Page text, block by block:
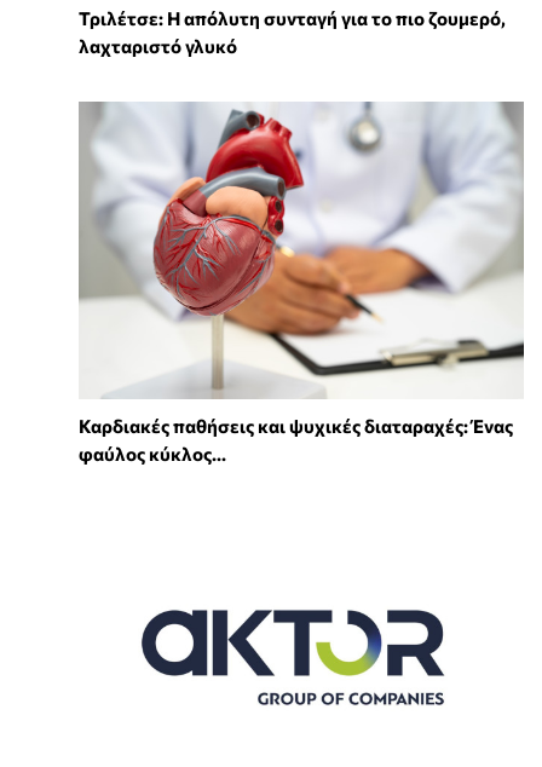
Τριλέτσε: Η απόλυτη συνταγή για το πιο ζουμερό,
λαχταριστό γλυκό
Καρδιακές παθήσεις και ψυχικές διαταραχές: Ένας
φαύλος κύκλος...